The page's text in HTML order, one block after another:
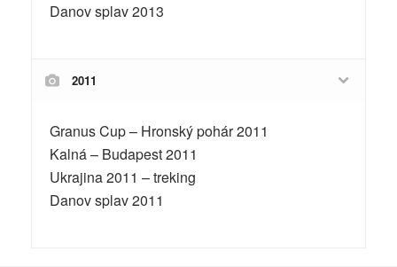
Danov splav 2013
2011
Granus Cup – Hronský pohár 2011
Kalná – Budapest 2011
Ukrajina 2011 – treking
Danov splav 2011